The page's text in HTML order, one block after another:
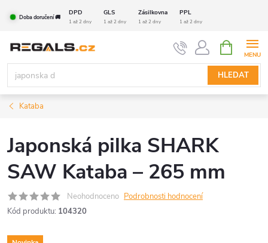
Doba doručení 🚚
DPD GLS Zásilkovna PPL
1 až 2 dny 1 až 2 dny 1 až 2 dny 1 až 2 dny
HLEDAT
NÁKUPNÍ
KOŠÍK
Kataba
Japonská pilka SHARK
SAW Kataba –⁠ 265 mm
Neohodnoceno Podrobnosti hodnocení
Kód produktu: 104320